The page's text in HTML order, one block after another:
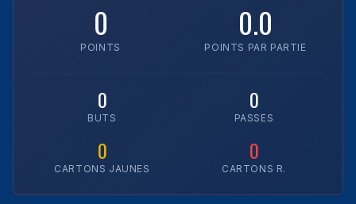
0
POINTS
0.0
POINTS PAR PARTIE
0
BUTS
0
PASSES
0
CARTONS JAUNES
0
CARTONS R.